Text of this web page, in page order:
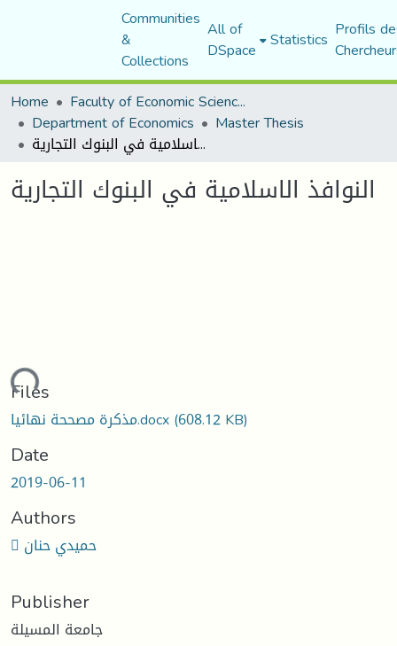
Communities
&
Collections
All of
DSpace Statistics Profils
Home
Faculty of Economic Sciences, Commerce and Management Sciences
Department of Economics Master Thesis
النوافذ الاسلامية في البنوك التجارية
النوافذ الاسلامية في البنوك التجارية
Files
مذكرة مصححة نهائيا.docx(608.12 KB)
Date
2019-06-11
Authors
 حميدي حنان
Publisher
جامعة المسيلة